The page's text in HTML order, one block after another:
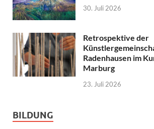
30. Juli 2026
Retrospektive der
Radenhausen im
Marburg
23. Juli 2026
BILDUNG